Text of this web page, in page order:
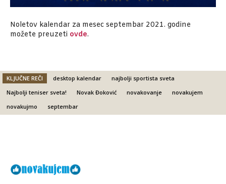
Noletov kalendar za mesec septembar 2021. godine
možete preuzeti ovde.
KLJUČNE REČI desktop kalendar
najbolji sportista sveta
Najbolji teniser sveta!
Novak Đoković novakovanje
novakujem
novakujmo
septembar